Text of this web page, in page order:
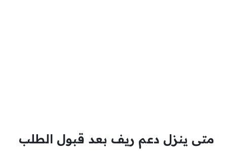
متى ينزل دعم ريف بعد قبول الطلب